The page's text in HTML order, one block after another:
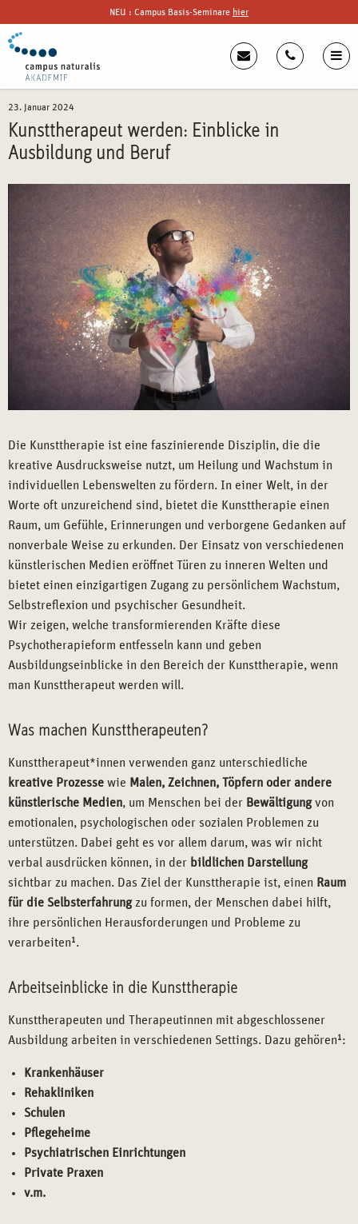
NEU : Campus Basis-Seminare hier
23. Januar 2024
Kunsttherapeut werden: Einblicke in
Ausbildung und Beruf
Die Kunsttherapie ist eine faszinierende Disziplin, die die
kreative Ausdrucksweise nutzt, um Heilung und Wachstum in
individuellen Lebenswelten zu fördern. In einer Welt, in der
Worte oft unzureichend sind, bietet die Kunsttherapie einen
Raum, um Gefühle, Erinnerungen und verborgene Gedanken auf
nonverbale Weise zu erkunden. Der Einsatz von verschiedenen
künstlerischen Medien eröffnet Türen zu inneren Welten und
bietet einen einzigartigen Zugang zu persönlichem Wachstum,
Selbstreflexion und psychischer Gesundheit.
Wir zeigen, welche transformierenden Kräfte diese
Psychotherapieform entfesseln kann und geben
Ausbildungseinblicke in den Bereich der Kunsttherapie, wenn
man Kunsttherapeut werden will.
Was machen Kunsttherapeuten?
Kunsttherapeut*innen verwenden ganz unterschiedliche
kreative Prozesse wie Malen, Zeichnen, Töpfern oder andere
künstlerische Medien, um Menschen bei der Bewältigungvon
emotionalen, psychologischen oder sozialen Problemen zu
unterstützen. Dabei geht es vor allem darum, was wir nicht
verbal ausdrücken können, in der bildlichen Darstellung
sichtbar zu machen. Das Ziel der Kunsttherapie ist, einen Raum
für die Selbsterfahrungzu formen, der Menschen dabei hilft,
ihre persönlichen Herausforderungen und Probleme zu
verarbeiten 1 .
Arbeitseinblicke in die Kunsttherapie
Kunsttherapeuten und Therapeutinnen mit abgeschlossener
Ausbildung arbeiten in verschiedenen Settings. Dazu gehören 1 :
Krankenhäuser
Rehakliniken
Schulen
Pflegeheime
Psychiatrischen Einrichtungen
Private Praxen
v.m.